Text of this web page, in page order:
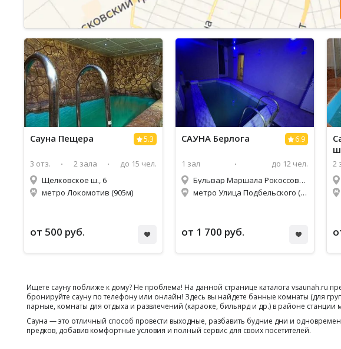
5.3
Сауна Пещера
3 отз. 2 зала
до 15 чел.
Щелковское ш., 6
метро Локомотив (905м)
от 500 руб.
6.9
САУНА Берлога
1 зал
до 12 чел.
Бульвар Маршала Рокоссовского, д. 31, стр. 2
метро Улица Подбельского (1,2км)
от 1 700 руб.
2
Ищете сауну поближе к дому? Не проблема! На данной странице каталога vsaunah.ru
бронируйте сауну по телефону или онлайн! Здесь вы найдете банные комнаты (для
парные, комнаты для отдыха и развлечений (караоке, бильярд и др.) в районе станции
Сауна — это отличный способ провести выходные, разбавить будние дни и
предков, добавив комфортные условия и полный сервис для своих посетителей.